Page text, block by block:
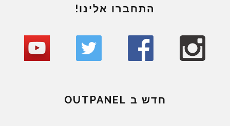
התחברו אלינו!
חדש ב OUTPANEL